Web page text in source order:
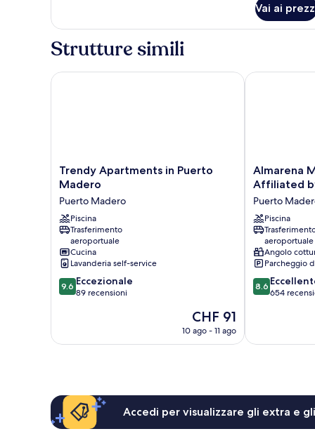
Vai ai
Strutture simili
Trendy
Apartments
Puerto
Madero
Puerto
Madero
Trendy Apartments in Puerto
Madero
Puerto Madero
Piscina
Trasferimento
aeroportuale
Cucina
Lavanderia self-service
9.6
su
recensioni
9.6 Eccezionale
89 recensioni
Il
prezzo
attuale
CHF 91
10 ago - 11 ago
Trendy Apartments in Puerto Madero
Almarena
Madero
Affiliated
by
Melia
Puerto
Madero
Almarena
Affiliated
Puerto
Piscina
aeroportuale
Angolo
Parcheggio
8.6
su
recensioni
8.6
654
Almarena
Accedi per visualizzare gli extra e